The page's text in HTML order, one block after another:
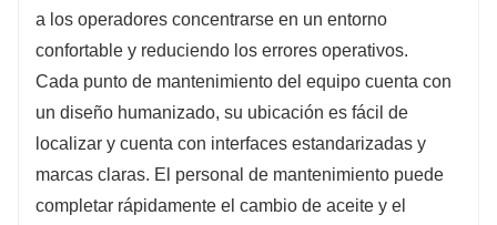
a los operadores concentrarse en un entorno
confortable y reduciendo los errores operativos.
Cada punto de mantenimiento del equipo cuenta con
un diseño humanizado, su ubicación es fácil de
localizar y cuenta con interfaces estandarizadas y
marcas claras. El personal de mantenimiento puede
completar rápidamente el cambio de aceite y el